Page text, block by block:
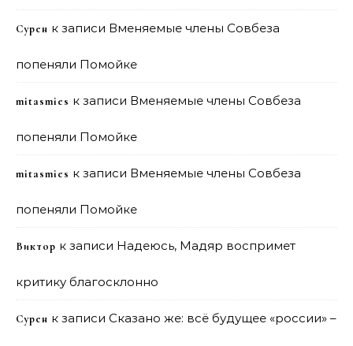
Сурен к записи Вменяемые члены Совбеза
попеняли Помойке
mitasmies к записи Вменяемые члены Совбеза
попеняли Помойке
mitasmies к записи Вменяемые члены Совбеза
попеняли Помойке
Виктор к записи Надеюсь, Мадяр воспримет
критику благосклонно
Сурен к записи Сказано же: всё будущее «россии» –